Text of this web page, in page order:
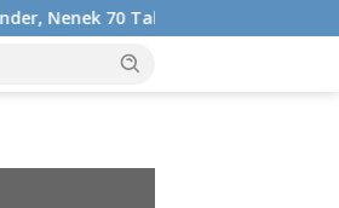
Tahun Ini Punya Tubuh Segar dan